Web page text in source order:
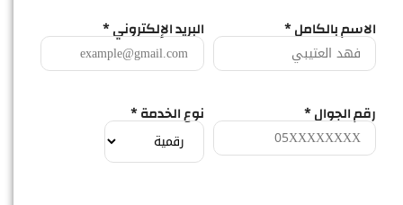
الاسم بالكامل * البريد الإلكتروني *
رقم الجوال * نوع الخدمة *